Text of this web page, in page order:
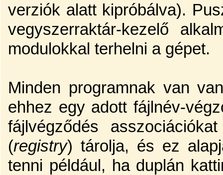
verziók alatt kipróbálva).
vegyszerraktár-kezelő
modulokkal terhelni a gépet.
Minden programnak van
ehhez egy adott fájlnév-
fájlvégződés
(registry) tárolja, és ez
tenni például, ha duplán